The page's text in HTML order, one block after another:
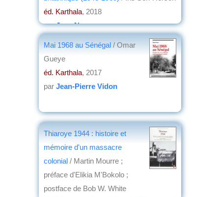
éd. Karthala, 2018
parJean Nemo
Mai 1968 au Sénégal / Omar
Gueye
éd. Karthala, 2017
par Jean-Pierre Vidon
Thiaroye 1944 : histoire et
mémoire d'un massacre
colonial / Martin Mourre ;
préface d'Elikia M'Bokolo ;
postface de Bob W. White